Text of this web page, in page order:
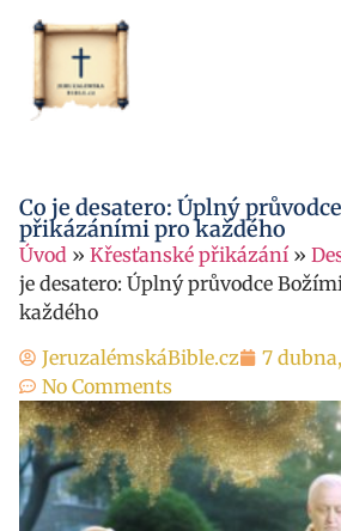
Co je desatero: Úplný
přikázáními pro každého
Úvod » Křesťanské přikázání »
je desatero: Úplný průvodce
každého
JeruzalémskáBible.cz
7
No Comments